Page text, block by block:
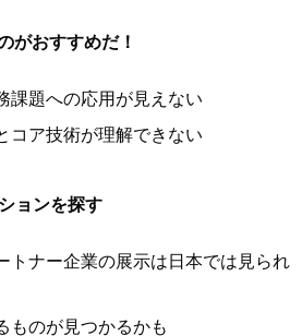
がおすすめだ！
課題への応用が見えない
コア技術が理解できない
ョンを探す
トナー企業の展示は日本では見られ
ものが見つかるかも